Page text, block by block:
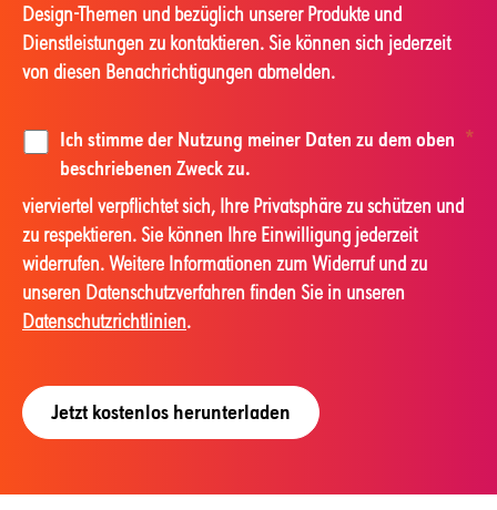
Design-Themen und bezüglich unserer Produkte und
Dienstleistungen zu kontaktieren. Sie können sich jederzeit
von diesen Benachrichtigungen abmelden.
Ich stimme der Nutzung meiner Daten zu dem oben
beschriebenen Zweck zu.
*
vierviertel verpflichtet sich, Ihre Privatsphäre zu schützen und
zu respektieren. Sie können Ihre Einwilligung jederzeit
widerrufen. Weitere Informationen zum Widerruf und zu
unseren Datenschutzverfahren finden Sie in unseren
Datenschutzrichtlinien.